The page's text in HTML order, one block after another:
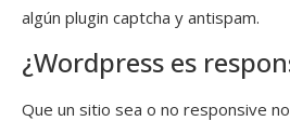
algún plugin captcha y antispam.
¿Wordpress es
Que un sitio sea o no responsive